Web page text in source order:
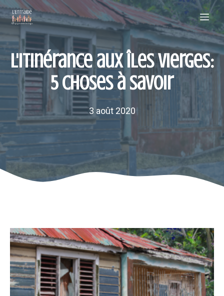
Aller
au
contenu
L'itinérance aux îles Vierges:
5 choses à savoir
3 août 2020